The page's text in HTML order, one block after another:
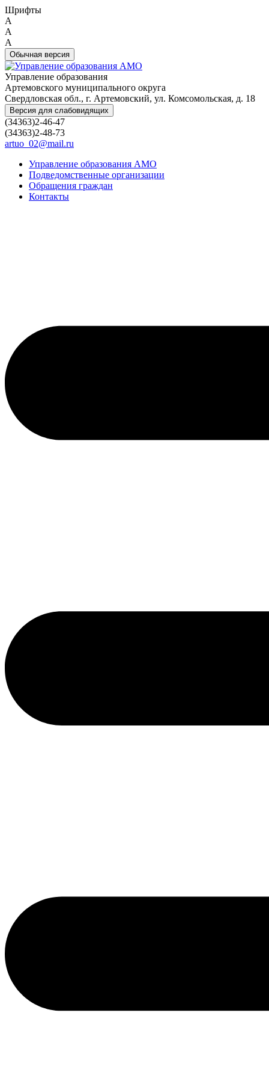
Шрифты
A
A
A
Обычная версия
Управление образования
Артемовского муниципального округа
Свердловская обл., г. Артемовский, ул. Комсомольская, д. 18
Версия для слабовидящих
(34363)2-46-47
(34363)2-48-73
artuo_02@mail.ru
Управление образования АМО
Подведомственные организации
Обращения граждан
Контакты